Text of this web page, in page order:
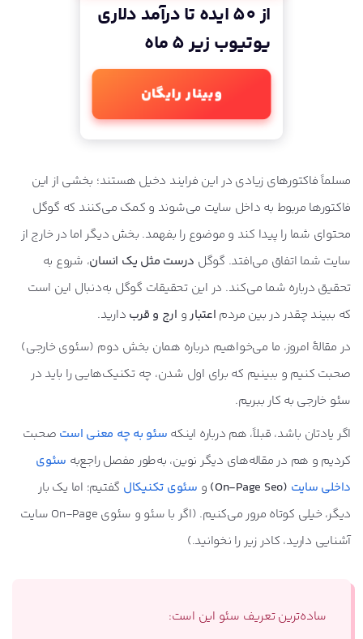
از 50 ایده تا درآمد دلاری
یوتیوب زیر 5 ماه
وبینار رایگان
مسلماً فاکتورهای زیادی در این فرایند دخیل هستند؛ بخشی از این
فاکتورها مربوط به داخل سایت می‌شوند و کمک می‌کنند که گوگل
محتوای شما را پیدا کند و موضوع را بفهمد. بخش دیگر اما در خارج از
سایت شما اتفاق می‌افتد. گوگل درست مثل یک انسان، شروع به
تحقیق درباره شما می‌کند. در این تحقیقات گوگل به‌دنبال این است
که ببیند چقدر در بین مردم اعتبارو ارج و قرب دارید.
در مقالۀ امروز، ما می‌خواهیم درباره همان بخش دوم (سئوی خارجی)
صحبت کنیم و ببینیم که برای اول شدن، چه تکنیک‌هایی را باید در
سئو خارجی به کار ببریم.
اگر یادتان باشد، قبلاً، هم درباره اینکه سئو به چه معنی است صحبت
کردیم و هم در مقاله‌های دیگر نوین، به‌طور مفصل راجع‌به سئوی
داخلی سایت (On-Page Seo) و سئوی تکنیکال گفتیم؛ اما یک بار
دیگر، خیلی کوتاه مرور می‌کنیم. (اگر با سئو و سئوی On-Page سایت
آشنایی دارید، کادر زیر را نخوانید.)
ساده‌ترین تعریف سئو این است: